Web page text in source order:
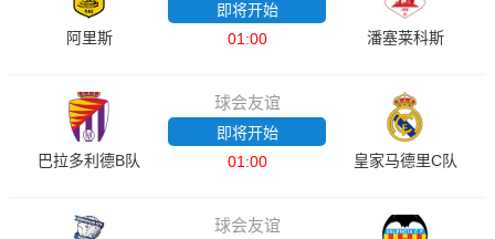
阿里斯
即将开始
01:00
潘塞莱科斯
巴拉多利德B队
球会友谊
即将开始
01:00
皇家马德里C队
球会友谊